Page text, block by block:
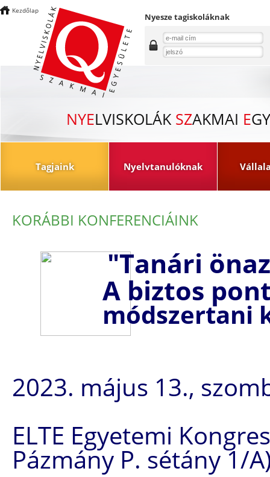
Kezdőlap
NYELVISKOLÁK SZAKMAI E
Nyesze tagiskoláknak
Tagjaink Nyelvtanulóknak
KORÁBBI KONFERENCIÁINK
"Tanári
A biztos
módszertani
2023. május 13.,
ELTE Egyetemi
Pázmány P. sétány 1/